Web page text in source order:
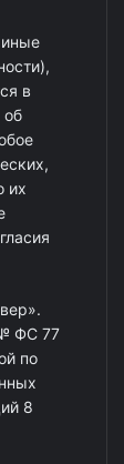
в
об
их
ФС 77
по
8